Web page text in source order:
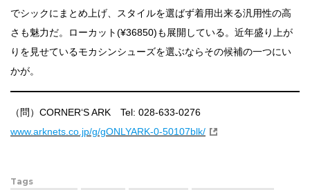
でシックにまとめ上げ、スタイルを選ばず着用出来る汎用性の高
さも魅力だ。ローカット(¥36850)も展開している。近年盛り上が
りを見せているモカシンシューズを選ぶならその候補の一つにい
かが。
（問）CORNER‘S ARK Tel: 028-633-0276
www.arknets.co.jp/g/gONLYARK-0-50107blk/
Tags